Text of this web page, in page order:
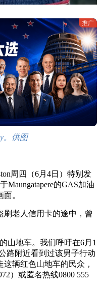
推广
。供图
周四（6月4日）特别发
Maungatapere的GAS加油
。
刷老人信用卡的途中，曾
山地车。我们呼吁在6月1
路附近看到过该男子行动
辆红色山地车的民众，
）或匿名热线0800 555